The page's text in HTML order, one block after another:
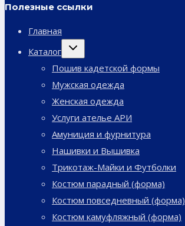
Полезные ссылки
Главная
Каталог
Переключить
дочернее
Пошив кадетской формы
Мужская одежда
Женская одежда
Услуги ателье АРИ
Амуниция и фурнитура
Нашивки и Вышивка
Трикотаж-Майки и Футболки
Костюм парадный (форма)
Костюм повседневный (форма)
Костюм камуфляжный (форма)